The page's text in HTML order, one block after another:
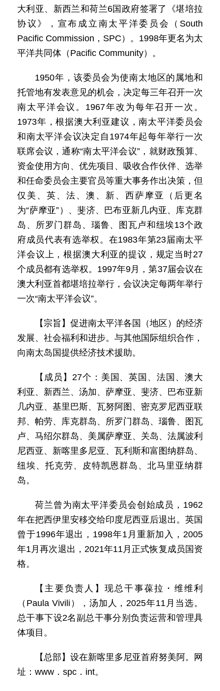
大利亚、新西兰和荷兰6国政府签署了《堪培拉
协议》，宣布成立南太平洋委员会（South
Pacific Commission，SPC）。1998年更名为太
平洋共同体（Pacific Community）。
1950年，该委员会为使南太地区的属地和
托管地有发表意见的机会，决定每三年召开一次
南太平洋会议。1967年改为每年召开一次。
1973年，根据澳大利亚建议，南太平洋委员会
和南太平洋会议决定自1974年起每年举行一次
联席会议，通称“南太平洋会议”，就财政预算、
资金使用方向、优先项目、吸收合作伙伴、选举
和任命委员会主要官员等重大事务作出决策，但
仅美、英、法、澳、新、西萨摩亚（后更名
为“萨摩亚”）、斐济、巴布亚新几内亚、库克群
岛、所罗门群岛、瑙鲁、图瓦卢和纽埃13个政
府成员代表有选举权。在1983年第23届南太平
洋会议上，根据澳大利亚的提议，规定当时27
个成员都有选举权。1997年9月，第37届会议在
澳大利亚首都堪培拉举行，会议决定每两年举行
一次“南太平洋会议”。
【宗旨】促进南太平洋各国（地区）的经济
发展、社会福利和进步。与其他国际组织合作，
向南太岛国提供经济技术援助。
【成员】27个：美国、英国、法国、澳大
利亚、新西兰、汤加、萨摩亚、斐济、巴布亚新
几内亚、基里巴斯、瓦努阿图、密克罗尼西亚联
邦、帕劳、库克群岛、所罗门群岛、瑙鲁、图瓦
卢、马绍尔群岛、美属萨摩亚、关岛、法属波利
尼西亚、新喀里多尼亚、瓦利斯和富图纳群岛、
纽埃、托克劳、皮特凯恩群岛、北马里亚纳群
岛。
荷兰曾为南太平洋委员会创始成员，1962
年在把西伊里安移交给印度尼西亚后退出。英国
曾于1996年退出，1998年1月重新加入，2005
年1月再次退出，2021年11月正式恢复成员国资
格。
【主要负责人】现总干事葆拉・维维利
（Paula Vivili），汤加人，2025年11月当选。
总干事下设2名副总干事分别负责运营和管理具
体项目。
【总部】设在新喀里多尼亚首府努美阿。网
址：www．spc．int。